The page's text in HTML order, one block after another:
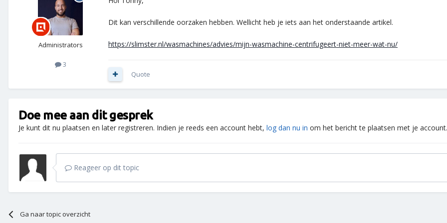
Administrators
3
Dit kan verschillende oorzaken hebben. Wellicht heb je iets aan het onderstaande artikel.
https://slimster.nl/wasmachines/advies/mijn-wasmachine-centrifugeert-niet-meer-wat-nu/
Quote
Doe mee aan dit gesprek
Je kunt dit nu plaatsen en later registreren. Indien je reeds een account hebt, log dan nu in om het bericht te plaatsen met je account.
Reageer op dit topic
Ga naar topic overzicht